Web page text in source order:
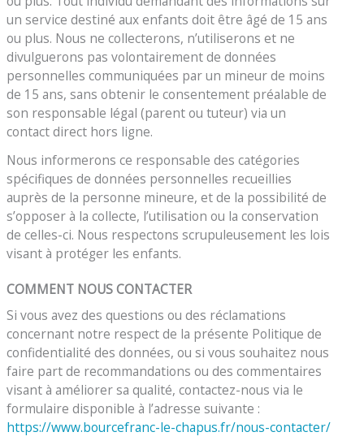
un service destiné aux enfants doit être âgé de 15 ans
ou plus. Nous ne collecterons, n’utiliserons et ne
divulguerons pas volontairement de données
personnelles communiquées par un mineur de moins
de 15 ans, sans obtenir le consentement préalable de
son responsable légal (parent ou tuteur) via un
contact direct hors ligne.
Nous informerons ce responsable des catégories
spécifiques de données personnelles recueillies
auprès de la personne mineure, et de la possibilité de
s’opposer à la collecte, l’utilisation ou la conservation
de celles-ci. Nous respectons scrupuleusement les lois
visant à protéger les enfants.
COMMENT NOUS CONTACTER
Si vous avez des questions ou des réclamations
concernant notre respect de la présente Politique de
confidentialité des données, ou si vous souhaitez nous
faire part de recommandations ou des commentaires
visant à améliorer sa qualité, contactez-nous via le
formulaire disponible à l’adresse suivante :
https://www.bourcefranc-le-chapus.fr/nous-contacter/